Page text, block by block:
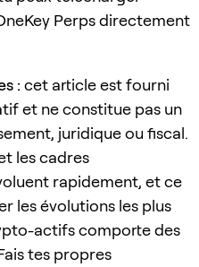
Perps directement
: cet article est fourni
et ne constitue pas un
juridique ou fiscal.
les cadres
rapidement, et ce
les évolutions les plus
actifs comporte des
tes propres